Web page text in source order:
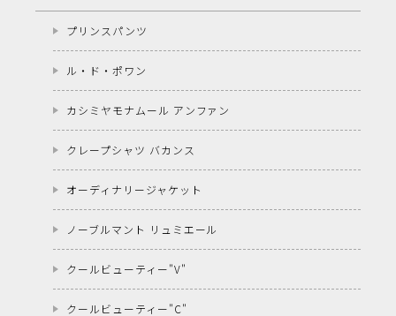
プリンスパンツ
ル・ド・ポワン
カシミヤモナムール アンファン
クレープシャツ バカンス
オーディナリージャケット
ノーブルマント リュミエール
クールビューティー"V"
クールビューティー"C"